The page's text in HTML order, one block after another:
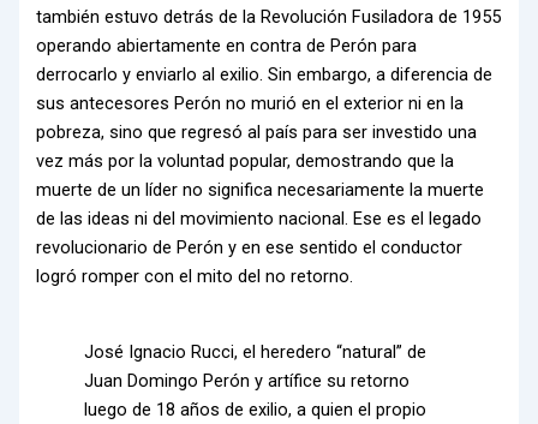
también estuvo detrás de la Revolución Fusiladora de 1955
operando abiertamente en contra de Perón para
derrocarlo y enviarlo al exilio. Sin embargo, a diferencia de
sus antecesores Perón no murió en el exterior ni en la
pobreza, sino que regresó al país para ser investido una
vez más por la voluntad popular, demostrando que la
muerte de un líder no significa necesariamente la muerte
de las ideas ni del movimiento nacional. Ese es el legado
revolucionario de Perón y en ese sentido el conductor
logró romper con el mito del no retorno.
José Ignacio Rucci, el heredero “natural” de
Juan Domingo Perón y artífice su retorno
luego de 18 años de exilio, a quien el propio